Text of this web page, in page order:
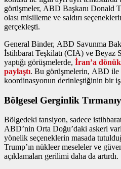
görüşmeler, ABD Başkanı Donald
olası misilleme ve saldırı
gerçekleşti.
General Binder, ABD Savunma
İstihbarat Teşkilatı (CIA) ve Beyaz
yaptığı görüşmelerde, İran’a dönük
paylaştı. Bu görüşmelerin, ABD ile
koordinasyonun derinleştiğinin bir
Bölgesel Gerginlik
Bölgedeki tansiyon, sadece istihbarat
ABD’nin Orta Doğu’daki askeri
yönelik seçeneklerin masada
Trump’ın nükleer meseleler ve
açıklamaları gerilimi daha da artırdı.